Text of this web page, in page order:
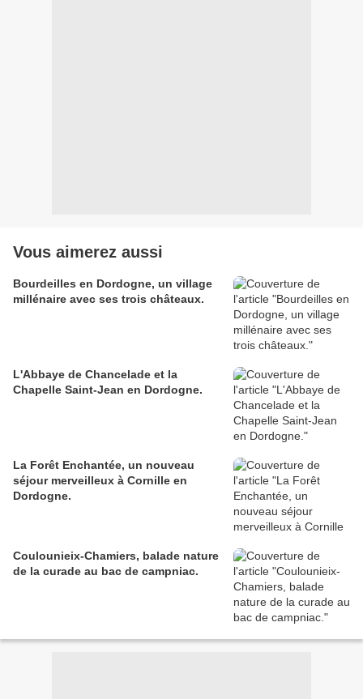
Vous aimerez aussi
Bourdeilles en Dordogne, un village
millénaire avec ses trois châteaux.
L'Abbaye de Chancelade et la
Chapelle Saint-Jean en Dordogne.
La Forêt Enchantée, un nouveau
séjour merveilleux à Cornille en
Dordogne.
Coulounieix-Chamiers, balade nature
de la curade au bac de campniac.